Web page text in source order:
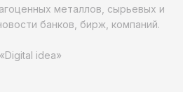
металлов, сырьевых и
банков, бирж, компаний.
idea»